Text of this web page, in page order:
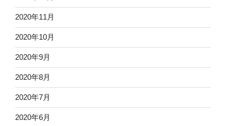
2020年11月
2020年10月
2020年9月
2020年8月
2020年7月
2020年6月